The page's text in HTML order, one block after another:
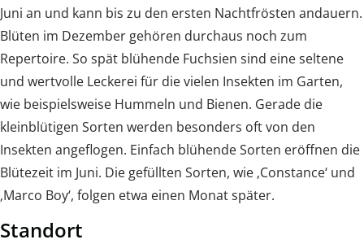
Juni an und kann bis zu den ersten Nachtfrösten andauern.
Blüten im Dezember gehören durchaus noch zum
Repertoire. So spät blühende Fuchsien sind eine seltene
und wertvolle Leckerei für die vielen Insekten im Garten,
wie beispielsweise Hummeln und Bienen. Gerade die
kleinblütigen Sorten werden besonders oft von den
Insekten angeflogen. Einfach blühende Sorten eröffnen die
Blütezeit im Juni. Die gefüllten Sorten, wie ‚Constance‘ und
‚Marco Boy‘, folgen etwa einen Monat später.
Standort